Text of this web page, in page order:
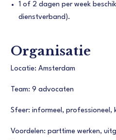
1 of 2 dagen per week
dienstverband).
Organisatie
Locatie: Amsterdam
Team: 9 advocaten
Sfeer: informeel, professioneel,
Voordelen: parttime werken,